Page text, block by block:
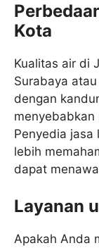
Kota
Kualitas air di
Surabaya
dengan
menyebabkan
Penyedia jasa
lebih
dapat
Layanan
Apakah Anda